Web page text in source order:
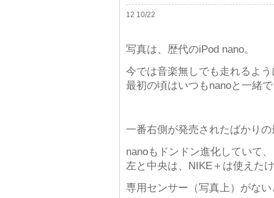
12 10/22
写真は、歴代のiPod nano。
今では音楽無しでも走れるよ
最初の頃はいつもnanoと一緒
一番右側が発売されたばかり
nanoもドンドン進化していて、
左と中央は、NIKE＋は使えた
専用センサー（写真上）がな